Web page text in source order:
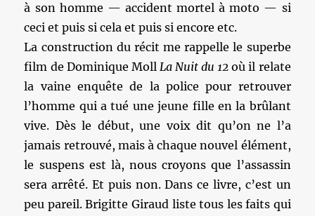
à son homme — accident mortel à moto — si
ceci et puis si cela et puis si encore etc.
La construction du récit me rappelle le superbe
film de Dominique Moll La Nuit du 12où il relate
la vaine enquête de la police pour retrouver
l’homme qui a tué une jeune fille en la brûlant
vive. Dès le début, une voix dit qu’on ne l’a
jamais retrouvé, mais à chaque nouvel élément,
le suspens est là, nous croyons que l’assassin
sera arrêté. Et puis non. Dans ce livre, c’est un
peu pareil. Brigitte Giraud liste tous les faits qui